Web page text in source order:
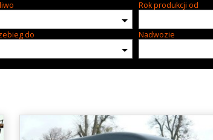
Rok produkcji od
do Nadwozie